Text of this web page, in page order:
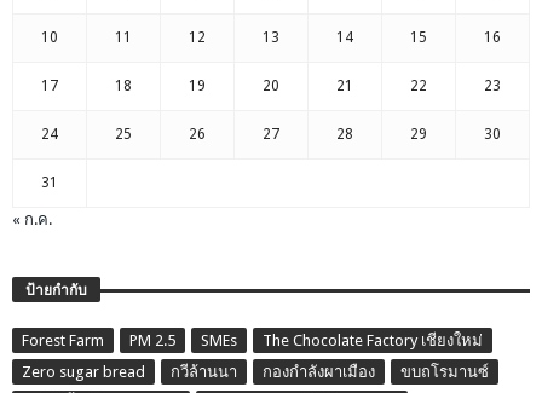
10 11 12 13 14 15 16
17 18 19 20 21 22 23
24 25 26 27 28 29 30
31
« ก.ค.
ป้ายกำกับ
Forest Farm PM 2.5 SMEs
The Chocolate Factory เชียงใหม่
Zero sugar bread
กวีล้านนา กองกำลังผาเมือง
ขบถโรมานซ์